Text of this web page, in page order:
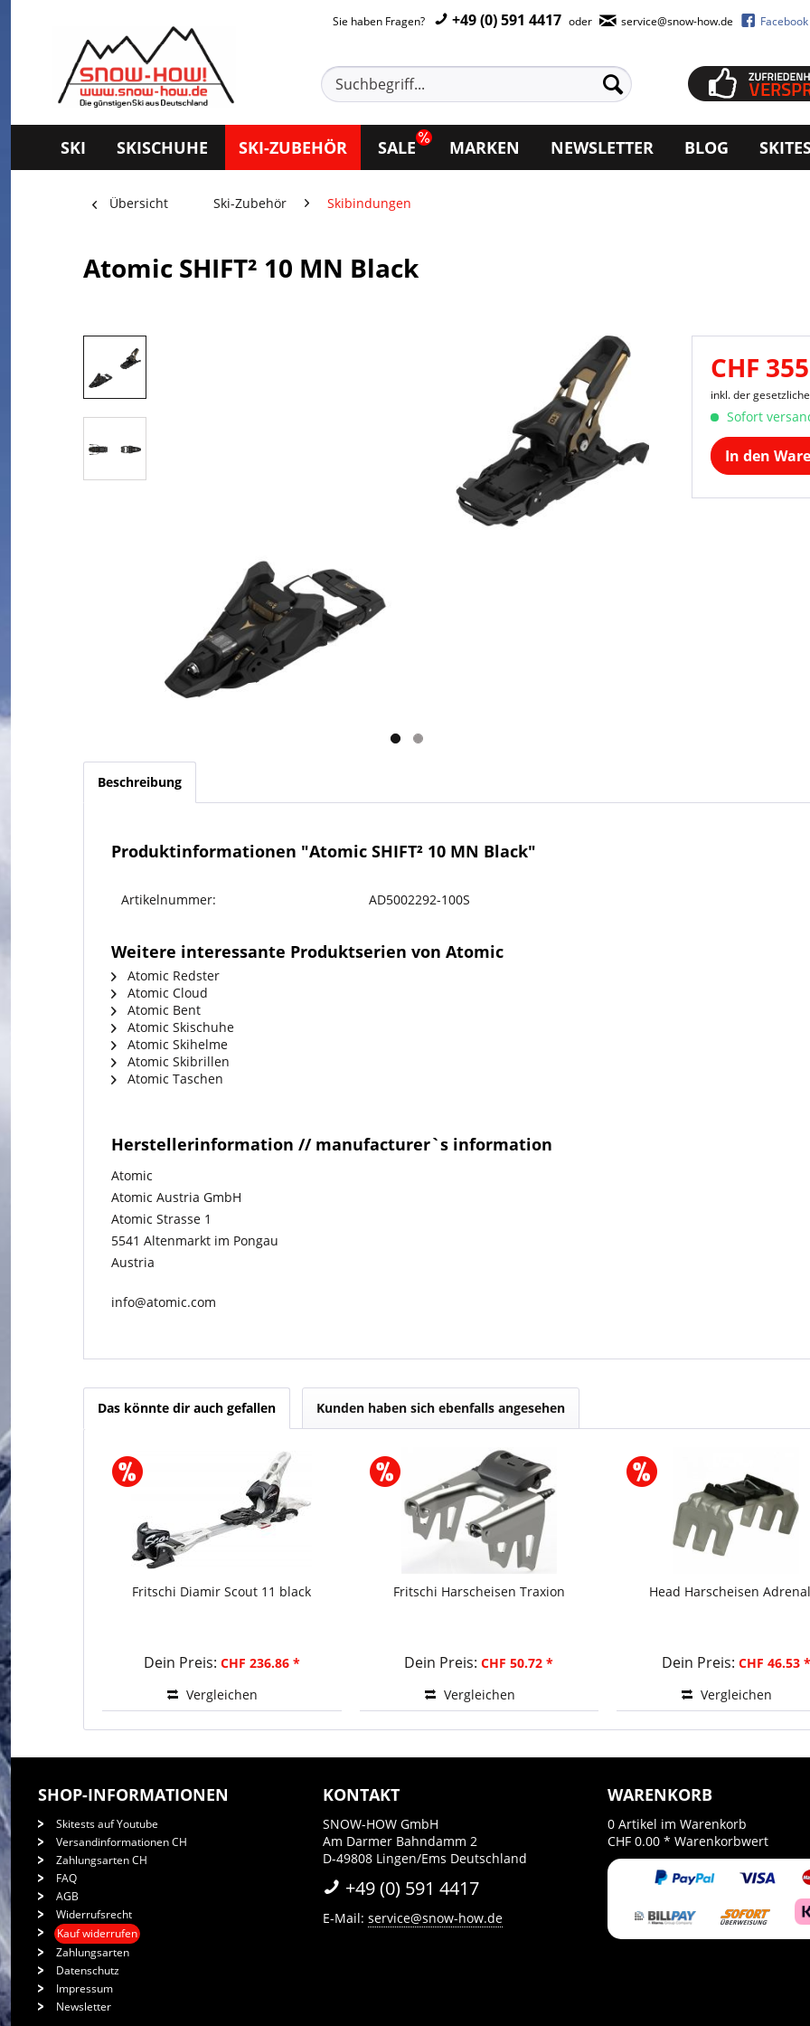
Sie haben Fragen? +49 (0) 591 4417 oder service@snow-how.de Facebook
SKI SKISCHUHE SKI-ZUBEHÖR SALE MARKEN NEWSLETTER BLOG
Übersicht Ski-Zubehör Skibindungen
Atomic SHIFT² 10 MN Black
CHF
inkl. der
Sofort
In den
Beschreibung
Produktinformationen "Atomic SHIFT² 10 MN Black"
Artikelnummer: AD5002292-100S
Weitere interessante Produktserien von Atomic
Atomic Redster
Atomic Cloud
Atomic Bent
Atomic Skischuhe
Atomic Skihelme
Atomic Skibrillen
Atomic Taschen
Herstellerinformation // manufacturer`s information
Atomic
Atomic Austria GmbH
Atomic Strasse 1
5541 Altenmarkt im Pongau
Austria
info@atomic.com
Das könnte dir auch gefallen Kunden haben sich ebenfalls angesehen
Fritschi Diamir Scout 11 black
Dein Preis: CHF 236.86 *
Vergleichen
Fritschi Harscheisen Traxion
Dein Preis: CHF 50.72 *
Vergleichen
Head Harscheisen
Dein Preis: CHF 46.53 *
Vergleichen
SHOP-INFORMATIONEN
Skitests auf Youtube
Versandinformationen CH
Zahlungsarten CH
FAQ
AGB
Widerrufsrecht
Kauf widerrufen
Zahlungsarten
Datenschutz
Impressum
Newsletter
KONTAKT
SNOW-HOW GmbH
Am Darmer Bahndamm 2
D-49808 Lingen/Ems Deutschland
+49 (0) 591 4417
E-Mail: service@snow-how.de
WARENKORB
0 Artikel im Warenkorb
CHF 0.00 * Warenkorbwert